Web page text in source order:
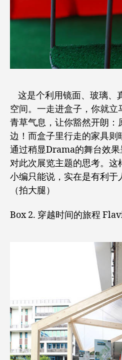
这是个利用镜面、玻璃、
空间。一走进盒子，你就立
青草气息，让你豁然开朗：
边！而盒子里行走的家具则
通过稍显Drama的舞台效
对此次展览主题的思考。这
小编只能说，实在是有利于
（拍大腿）
Box 2. 穿越时间的旅程